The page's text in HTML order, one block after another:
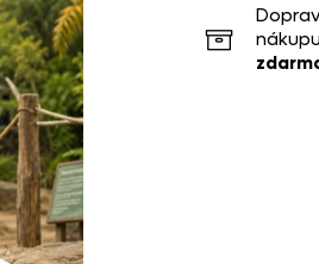
nákupu